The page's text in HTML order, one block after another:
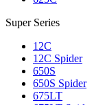
Super Series
12C
12C Spider
650S
650S Spider
675LT